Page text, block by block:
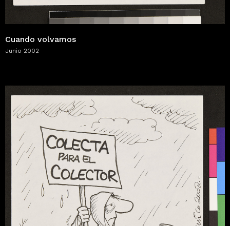
Cuando volvamos
Junio 2002